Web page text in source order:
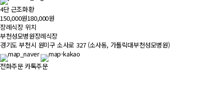
4단 근조화환
150,000원180,000원
장례식장 위치500m
부천성모병원장례식장
경기도 부천시 원미구 소사로 327 (소사동, 가톨릭대부천성모병원)
전화주문카톡주문